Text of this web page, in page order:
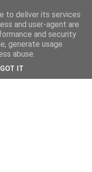
to deliver its services
and user-agent are
and security
generate usage
abuse.
GOT IT